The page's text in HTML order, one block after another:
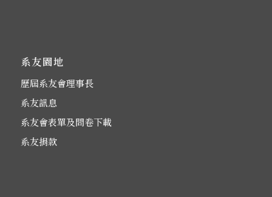
系友園地
歷屆系友會理事長
系友訊息
系友會表單及問卷下載
系友捐款